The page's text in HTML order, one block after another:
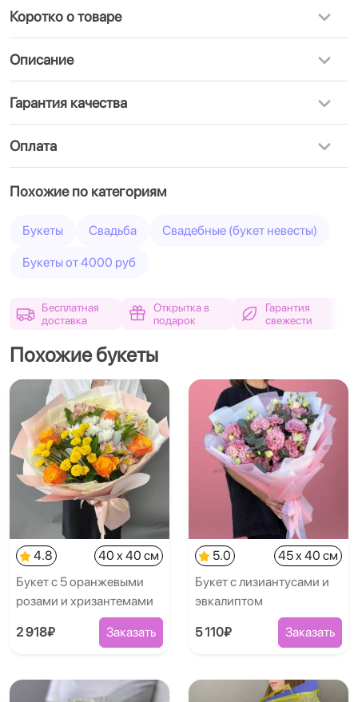
Коротко о товаре
Описание
Гарантия качества
Оплата
Похожие по категориям
Букеты Свадьба Свадебные (букет невесты)
Букеты от 4000 руб
Бесплатная
доставка
Открытка в
подарок
Гарантия
свежести
Похожие букеты
4.8
40 x 40 см
Букет с 5 оранжевыми
розами и хризантемами
2 918₽ Заказать
5.0
45 x 40 см
Букет с лизиантусами и
эвкалиптом
5 110₽ Заказать